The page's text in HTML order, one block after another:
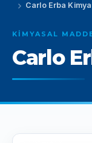
KIMYASAL
Carlo